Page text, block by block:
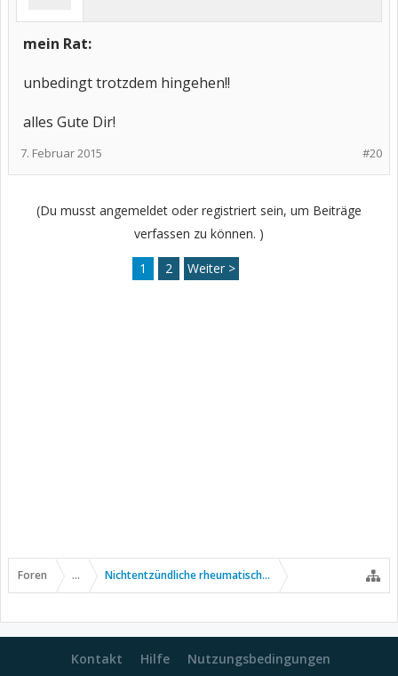
mein Rat:
unbedingt trotzdem hingehen!!
alles Gute Dir!
#20
7. Februar 2015
(Du musst angemeldet oder registriert sein, um Beiträge
verfassen zu können. )
1 2 Weiter >
Foren ... Nichtentzündliche rheumatische Erkrankungen
Kontakt Hilfe Nutzungsbedingungen